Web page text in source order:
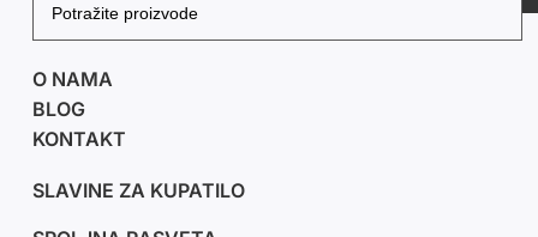
O NAMA
BLOG
KONTAKT
SLAVINE ZA KUPATILO